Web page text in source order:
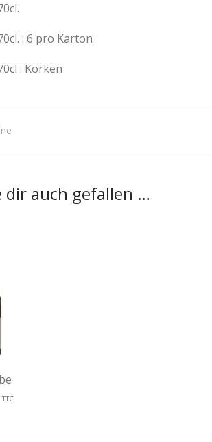
: 6 pro Karton
: Korken
dir auch gefallen …
TTC